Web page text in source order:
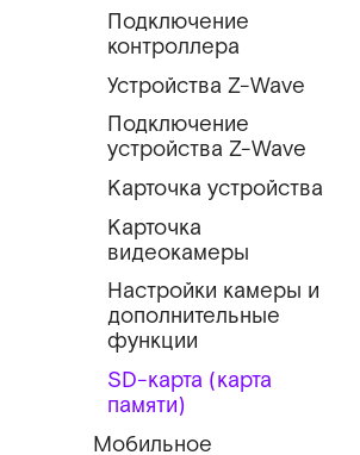
Подключение
контроллера
Устройства Z-Wave
Подключение
устройства Z-Wave
Карточка устройства
Карточка
видеокамеры
Настройки камеры и
дополнительные
функции
SD-карта (карта
памяти)
Мобильное